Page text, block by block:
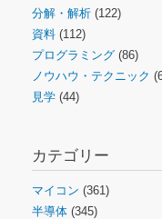
分解・解析 (122)
資料 (112)
プログラミング (86)
ノウハウ・テクニック
見学 (44)
カテゴリー
マイコン (361)
半導体 (345)